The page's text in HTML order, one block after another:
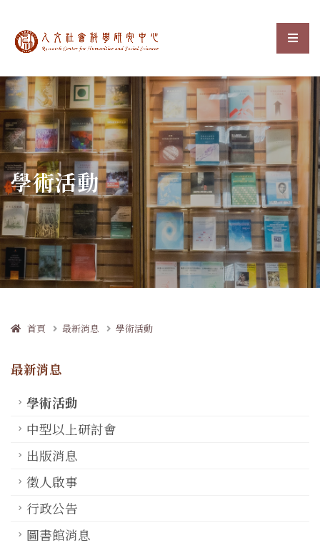
中央研究院人文社會科選
:::
學術活動
首頁 最新消息 學術活動
最新消息
學術活動
中型以上研討會
出版消息
徵人啟事
行政公告
圖書館消息